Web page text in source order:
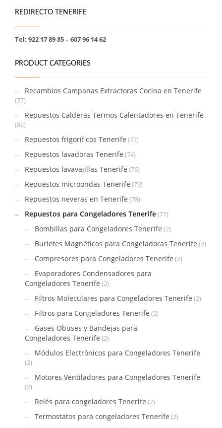
REDIRECTO TENERIFE
Tel: 922 17 89 85 – 607 96 14 62
PRODUCT CATEGORIES
Recambios Campanas Extractoras Cocina en Tenerife
(77)
Repuestos Calderas Termos Calentadores en Tenerife
(82)
Repuestos frigoríficos Tenerife (77)
Repuestos lavadoras Tenerife (74)
Repuestos lavavajillas Tenerife (76)
Repuestos microondas Tenerife (79)
Repuestos neveras en Tenerife (78)
Repuestos para Congeladores Tenerife(77)
Bombillas para Congeladores Tenerife (2)
Burletes Magnéticos para Congeladoras Tenerife (2)
Compresores para Congeladores Tenerife (2)
Evaporadores Condensadores para
Congeladores Tenerife (2)
Filtros Moleculares para Congeladores Tenerife (2)
Filtros para Congeladores Tenerife (2)
Gases Obuses y Bandejas para
Congeladores Tenerife (2)
Módulos Electrónicos para Congeladores Tenerife
(2)
Motores Ventiladores para Congeladores Tenerife
(2)
Relés para congeladores Tenerife (2)
Termostatos para congeladores Tenerife (2)